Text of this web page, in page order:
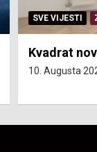
SVE VIJESTI
Kvadrat
10. Augusta